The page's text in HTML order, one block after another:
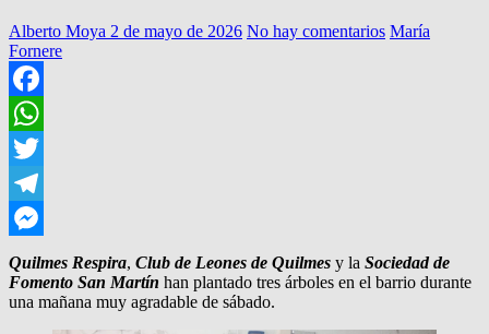
Alberto Moya 2 de mayo de 2026 No hay comentarios María
Fornere
Facebook
WhatsApp
Twitter
Telegram
Messenger
Quilmes Respira, Club de Leones de Quilmes y la Sociedad de
Fomento San Martín han plantado tres árboles en el barrio durante
una mañana muy agradable de sábado.